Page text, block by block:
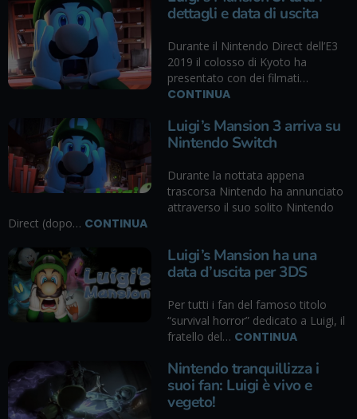
dettagli e data di uscita
Durante il Nintendo Direct dell’E3
2019 il colosso di Kyoto ha
presentato con dei filmati…
CONTINUA
Luigi’s Mansion 3 arriva su
Nintendo Switch
Durante la nottata appena
trascorsa Nintendo ha annunciato
attraverso il suo solito Nintendo
Direct (dopo… CONTINUA
Luigi’s Mansion ha una
data d’uscita per 3DS
Per tutti i fan del famoso titolo
“survival horror” dedicato a Luigi, il
fratello del… CONTINUA
Nintendo tranquillizza i
suoi fan: Luigi è vivo e
vegeto!